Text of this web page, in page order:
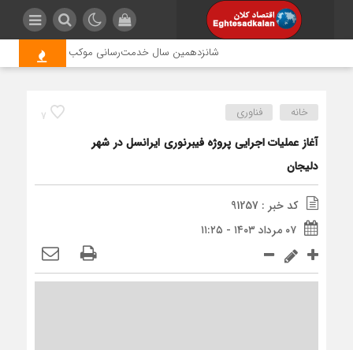
شانزدهمین سال خدمت‌رسانی موکب امام رضا (ع)
7 خانه فناوری
آغاز عملیات اجرایی پروژه فیبرنوری ایرانسل در شهر
دلیجان
کد خبر : 91257
۰۷ مرداد ۱۴۰۳ - ۱۱:۲۵